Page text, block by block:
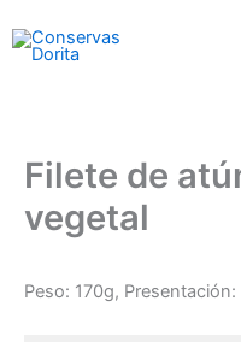
to
Filete de
vegetal
Peso: 170g, Presentación: